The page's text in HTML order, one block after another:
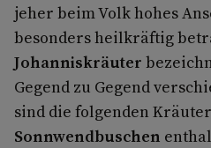
jeher beim Volk hohes
besonders heilkräftig
Johanniskräuter
Gegend zu Gegend
sind die folgenden
Sonnwendbuschen